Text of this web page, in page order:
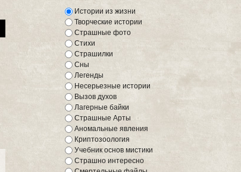
Истории из жизни
Творческие истории
Страшные фото
Стихи
Страшилки
Сны
Легенды
Несерьезные истории
Вызов духов
Лагерные байки
Страшные Арты
Аномальные явления
Криптозоология
Учебник основ мистики
Страшно интересно